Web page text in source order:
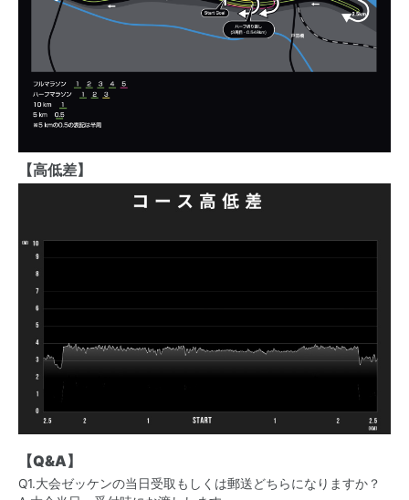
【高低差】
【Q&A】
Q1.大会ゼッケンの当日受取もしくは郵送どちらになりますか？